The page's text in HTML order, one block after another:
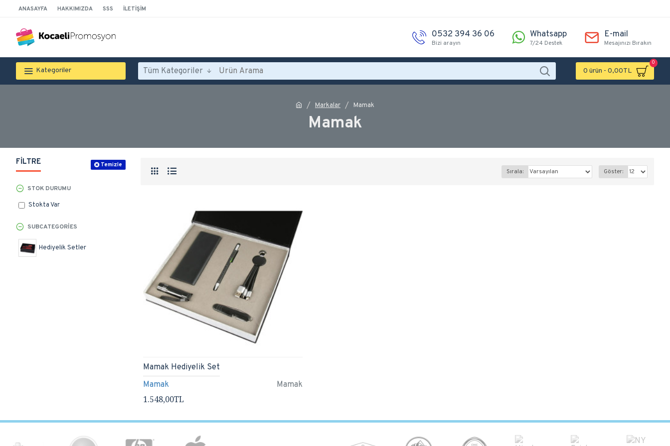
ANASAYFA HAKKIMIZDA SSS İLETIŞIM
0532 394 36 06
Bizi arayın
Whatsapp
7/24 Destek
E-mail
Mesajınızı Bırakın
Kategoriler Tüm Kategoriler 0 ürün - 0,00TL
0
Markalar Mamak
Mamak
FILTRE Temizle
SUBCATEGORIES
Hediyelik Setler
STOK DURUMU
Stokta Var
Sırala: Göster:
Mamak Mamak
Mamak Hediyelik Set
1.548,00TL